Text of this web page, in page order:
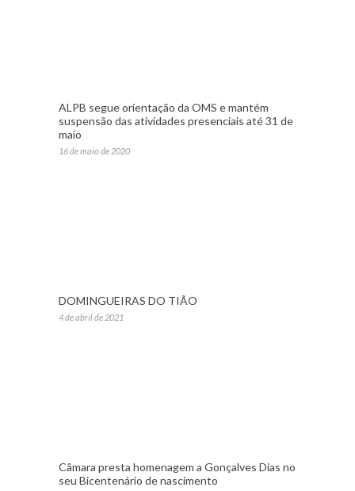
ALPB segue orientação da OMS e mantém
suspensão das atividades presenciais até 31 de
maio
16 de maio de 2020
DOMINGUEIRAS DO TIÃO
4 de abril de 2021
Câmara presta homenagem a Gonçalves Dias no
seu Bicentenário de nascimento